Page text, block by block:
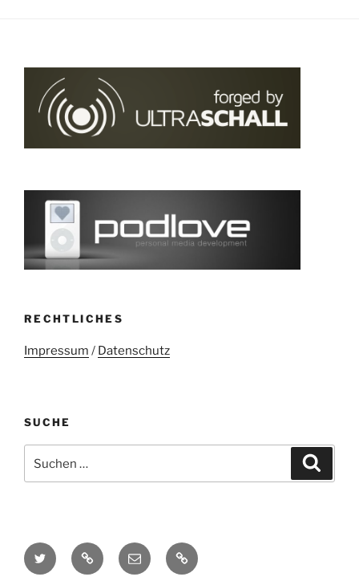
RECHTLICHES
Impressum / Datenschutz
SUCHE
nach:
Twitter Mastodon
E-
Mail
Kontakt